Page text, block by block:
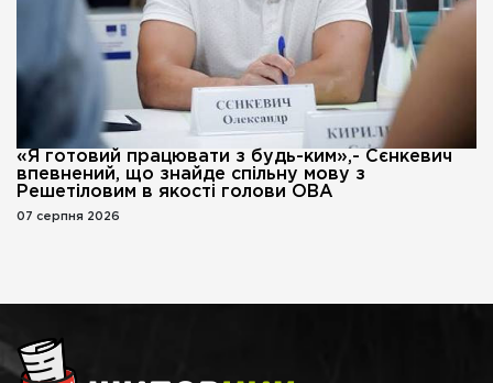
«Я готовий працювати з будь-ким»,- Сєнкевич
впевнений, що знайде спільну мову з
Решетіловим в якості голови ОВА
07 серпня 2026